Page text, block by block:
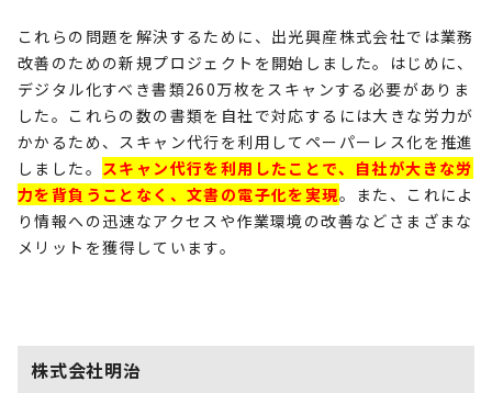
これらの問題を解決するために、出光興産株式会社では業務
改善のための新規プロジェクトを開始しました。はじめに、
デジタル化すべき書類260万枚をスキャンする必要がありま
した。これらの数の書類を自社で対応するには大きな労力が
かかるため、スキャン代行を利用してペーパーレス化を推進
しました。 スキャン代行を利用したことで、自社が大きな労
力を背負うことなく、文書の電子化を実現。また、これによ
り情報への迅速なアクセスや作業環境の改善などさまざまな
メリットを獲得しています。
株式会社明治